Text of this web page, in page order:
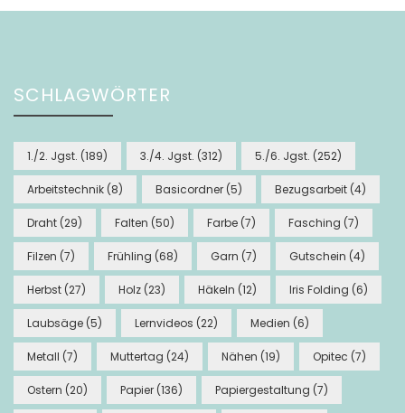
SCHLAGWÖRTER
1./2. Jgst. (189) 3./4. Jgst. (312) 5./6. Jgst. (252)
Arbeitstechnik (8) Basicordner (5) Bezugsarbeit (4)
Draht (29) Falten (50) Farbe (7) Fasching (7)
Filzen (7) Frühling (68) Garn (7) Gutschein (4)
Herbst (27) Holz (23) Häkeln (12) Iris Folding (6)
Laubsäge (5) Lernvideos (22) Medien (6)
Metall (7) Muttertag (24) Nähen (19) Opitec (7)
Ostern (20) Papier (136) Papiergestaltung (7)